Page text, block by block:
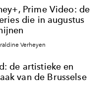
bestemming of een
Prime Video: de
die in augustus
Verheyen
de artistieke en
van de Brusselse